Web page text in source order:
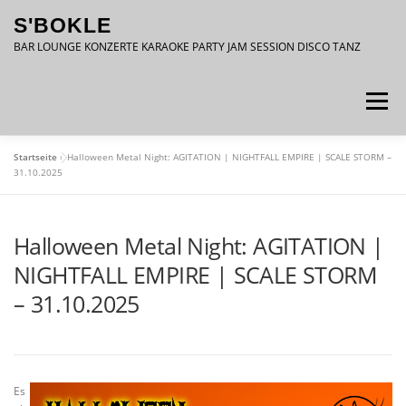
Inhalt
springen
S'BOKLE
BAR LOUNGE KONZERTE KARAOKE PARTY JAM SESSION DISCO TANZ
Menü
DATENSCHUTZ
Startseite »Halloween Metal Night: AGITATION | NIGHTFALL EMPIRE | SCALE STORM –
31.10.2025
Halloween Metal Night: AGITATION |
NIGHTFALL EMPIRE | SCALE STORM
– 31.10.2025
Es